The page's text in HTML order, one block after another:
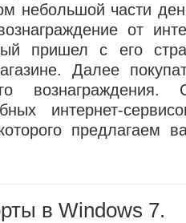
небольшой части
от
пришел с его
Далее
вознаграждения.
интернет-
предлагаем
в Windows 7.